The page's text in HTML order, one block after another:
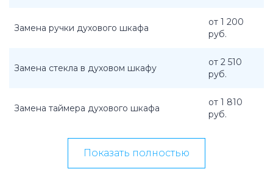
Замена ручки духового шкафа
от 1 200
руб.
Замена стекла в духовом шкафу
от 2 510
руб.
Замена таймера духового шкафа
от 1 810
руб.
Показать полностью